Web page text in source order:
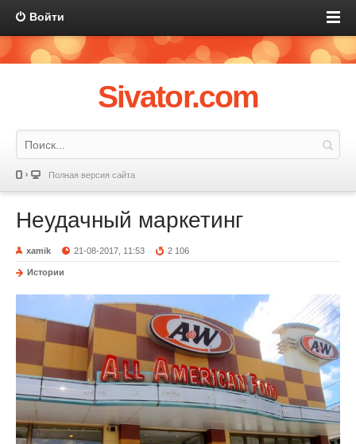
Войти
Sivator.com
Полная версия сайта
Неудачный маркетинг
xamik 21-08-2017, 11:53 2 106
Истории